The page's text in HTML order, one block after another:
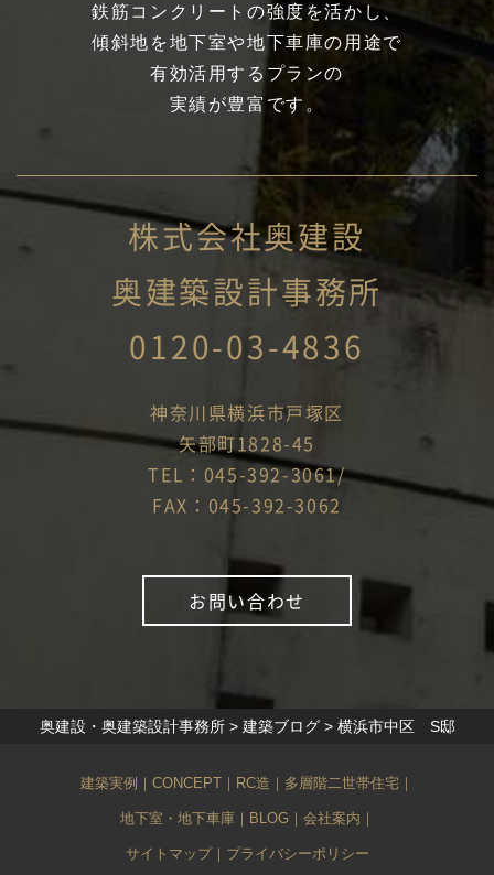
鉄筋コンクリートの強度を活かし、
傾斜地を地下室や地下車庫の用途で
有効活用するプランの
実績が豊富です。
株式会社奥建設
奥建築設計事務所
0120-03-4836
神奈川県横浜市戸塚区
矢部町1828-45
TEL：045-392-3061/
FAX：045-392-3062
お問い合わせ
奥建設・奥建築設計事務所 > 建築ブログ > 横浜市中区 S邸
建築実例 ｜ CONCEPT ｜ RC造 ｜ 多層階二世帯住宅 ｜
地下室・地下車庫｜ BLOG ｜ 会社案内 ｜
サイトマップ｜ プライバシーポリシー